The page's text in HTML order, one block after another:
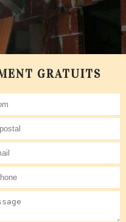
GRATUITS